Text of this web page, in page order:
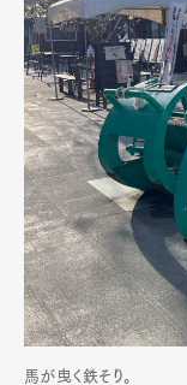
馬が曳く鉄そり。